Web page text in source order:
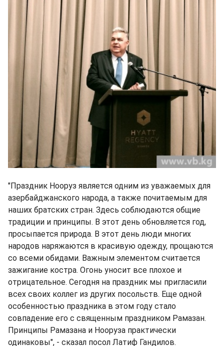
"Праздник Нооруз является одним из уважаемых для
азербайджанского народа, а также почитаемым для
наших братских стран. Здесь соблюдаются общие
традиции и принципы. В этот день обновляется год,
просыпается природа. В этот день люди многих
народов наряжаются в красивую одежду, прощаются
со всеми обидами. Важным элементом считается
зажигание костра. Огонь уносит все плохое и
отрицательное. Сегодня на праздник мы пригласили
всех своих коллег из других посольств. Еще одной
особенностью праздника в этом году стало
совпадение его с священным праздником Рамазан.
Принципы Рамазана и Нооруза практически
одинаковы", - сказал посол Латиф Гандилов.